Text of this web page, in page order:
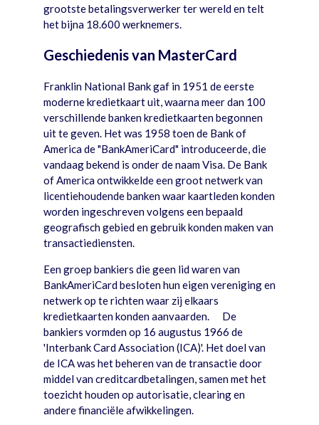
grootste betalingsverwerker ter wereld en telt
het bijna 18.600 werknemers.
Geschiedenis van MasterCard
Franklin National Bank gaf in 1951 de eerste
moderne kredietkaart uit, waarna meer dan 100
verschillende banken kredietkaarten begonnen
uit te geven. Het was 1958 toen de Bank of
America de "BankAmeriCard" introduceerde, die
vandaag bekend is onder de naam Visa. De Bank
of America ontwikkelde een groot netwerk van
licentiehoudende banken waar kaartleden konden
worden ingeschreven volgens een bepaald
geografisch gebied en gebruik konden maken van
transactiediensten.
Een groep bankiers die geen lid waren van
BankAmeriCard besloten hun eigen vereniging en
netwerk op te richten waar zij elkaars
kredietkaarten konden aanvaarden. De
bankiers vormden op 16 augustus 1966 de
'Interbank Card Association (ICA)'. Het doel van
de ICA was het beheren van de transactie door
middel van creditcardbetalingen, samen met het
toezicht houden op autorisatie, clearing en
andere financiële afwikkelingen.